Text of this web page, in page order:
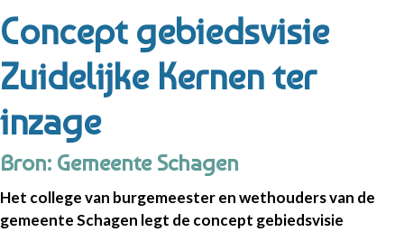
Concept gebiedsvisie
Zuidelijke Kernen ter
inzage
Bron: Gemeente Schagen
Het college van burgemeester en wethouders van de
gemeente Schagen legt de concept gebiedsvisie